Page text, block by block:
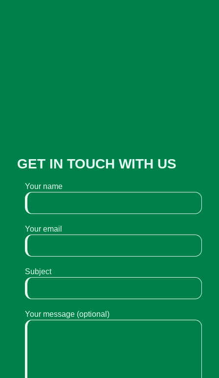
GET IN TOUCH WITH US
Your name
Your email
Subject
Your message (optional)